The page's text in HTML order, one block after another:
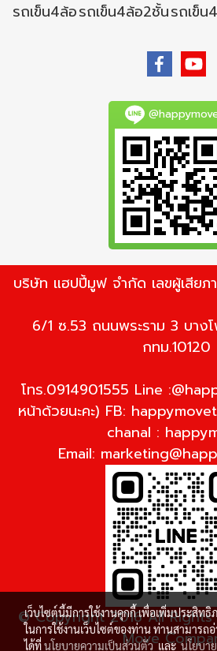
รถเข็น4ล้อรถเข็น4ล้อ2ชั้นรถเข็น
บริษัท แฮปปี้มูฟ จำกัด เลขผู้เสียภ
6/1 ซ.53 ถนนพระราม 3 บาง
กทม.10120
โทร.0914901555 Line
หน้าด้วยนะคะ) FB:
chanal :
Email:
© Copyright 2016 All Rights
Move
เว็บไซต์นี้มีการใช้งานคุกกี้ เพื่อเพิ่มประสิท
ในการใช้งานเว็บไซต์ของท่าน ท่านสามารถ
ได้ที่นโยบายความเป็นส่วนตัวและนโยบา